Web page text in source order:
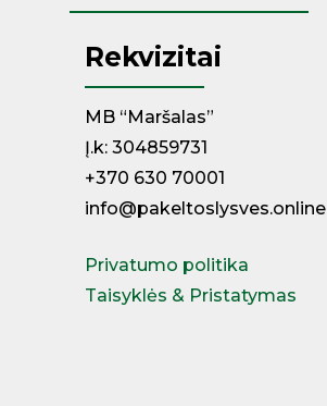
Rekvizitai
MB “Maršalas”
Į.k: 304859731
+370 630 70001
info@pakeltoslysves.online
Privatumo politika
Taisyklės & Pristatymas